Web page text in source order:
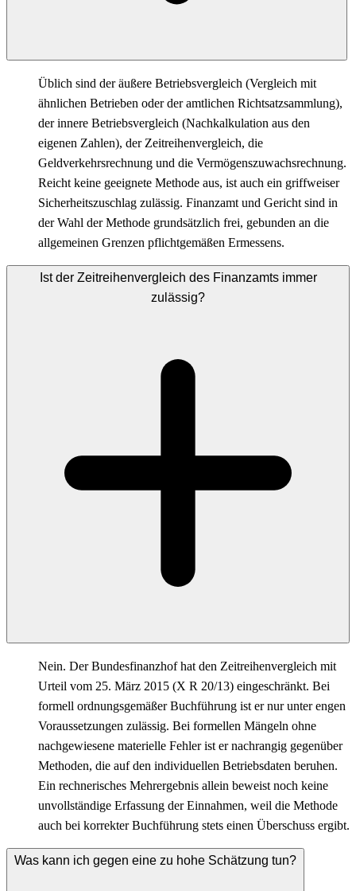
Üblich sind der äußere Betriebsvergleich (Vergleich mit
ähnlichen Betrieben oder der amtlichen Richtsatzsammlung),
der innere Betriebsvergleich (Nachkalkulation aus den
eigenen Zahlen), der Zeitreihenvergleich, die
Geldverkehrsrechnung und die Vermögenszuwachsrechnung.
Reicht keine geeignete Methode aus, ist auch ein griffweiser
Sicherheitszuschlag zulässig. Finanzamt und Gericht sind in
der Wahl der Methode grundsätzlich frei, gebunden an die
allgemeinen Grenzen pflichtgemäßen Ermessens.
Ist der Zeitreihenvergleich des Finanzamts immer
zulässig?
Nein. Der Bundesfinanzhof hat den Zeitreihenvergleich mit
Urteil vom 25. März 2015 (X R 20/13) eingeschränkt. Bei
formell ordnungsgemäßer Buchführung ist er nur unter engen
Voraussetzungen zulässig. Bei formellen Mängeln ohne
nachgewiesene materielle Fehler ist er nachrangig gegenüber
Methoden, die auf den individuellen Betriebsdaten beruhen.
Ein rechnerisches Mehrergebnis allein beweist noch keine
unvollständige Erfassung der Einnahmen, weil die Methode
auch bei korrekter Buchführung stets einen Überschuss ergibt.
Was kann ich gegen eine zu hohe Schätzung tun?